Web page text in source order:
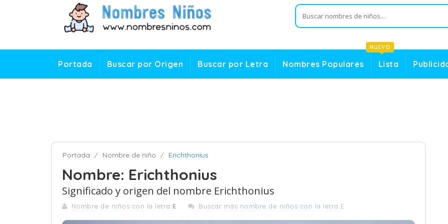
Portada Buscar por Origen Buscar por Letra Nombres Populares Lista
NUEVO
Portada Nombre de niño Erichthonius
Nombre: Erichthonius
Significado y origen del nombre Erichthonius
Nombre de niños con la letra E Buscar más nombre de niños con la letra E